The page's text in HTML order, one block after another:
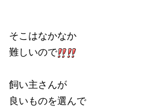
そこはなかなか
難しいので
飼い主さんが
良いものを選んで